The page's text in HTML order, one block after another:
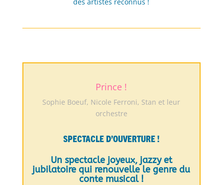
Prince !
Sophie Boeuf, Nicole Ferroni, Stan et leur
orchestre
Spectacle d’ouverture !
Un spectacle joyeux, jazzy et
jubilatoire qui renouvelle le genre du
conte musical !